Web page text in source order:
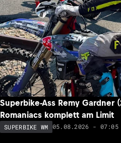
Superbike-Ass Remy Gardner
Romaniacs komplett am Limit
SUPERBIKE WM 05.08.2026 - 07:05